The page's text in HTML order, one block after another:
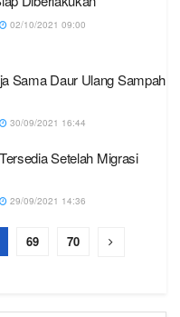
02/10/2021 09:00
Sama Daur Ulang Sampah
30/09/2021 16:44
Setelah Migrasi
29/09/2021 14:36
69 70